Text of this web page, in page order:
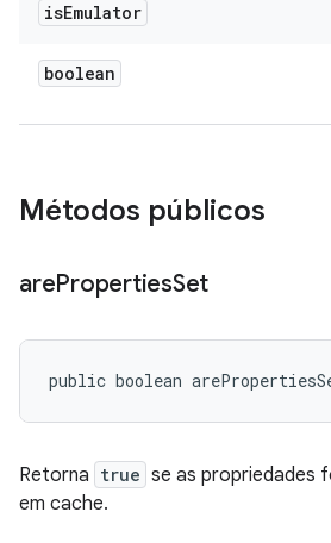
isEmulator
boolean
Métodos públicos
arePropertiesSet
public boolean
Retorna true se as propriedades
em cache.